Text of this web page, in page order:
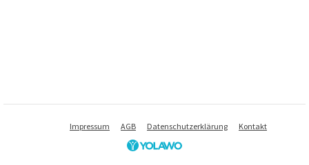
Impressum AGB Datenschutzerklärung Kontakt